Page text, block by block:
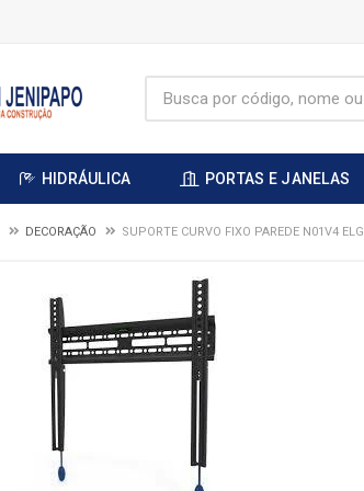
HIDRÁULICA PORTAS E JANELAS
DECORAÇÃO SUPORTE CURVO FIXO PAREDE N01V4 ELG